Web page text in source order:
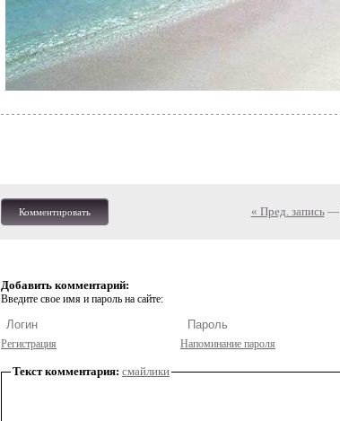
Комментировать « Пред. запись—
Добавить комментарий:
Введите свое имя и пароль на сайте:
Регистрация Напоминание пароля
Текст комментария: смайлики